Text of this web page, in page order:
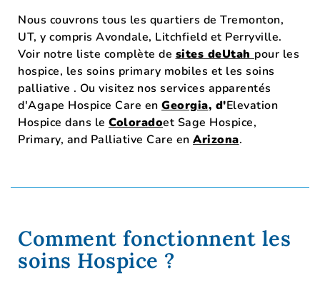
Nous couvrons tous les quartiers de Tremonton,
UT, y compris Avondale, Litchfield et Perryville.
Voir notre liste complète de sites deUtah pour les
hospice, les soins primary mobiles et les soins
palliative . Ou visitez nos services apparentés
d'Agape Hospice Care en Georgia, d'Elevation
Hospice dans le Coloradoet Sage Hospice,
Primary, and Palliative Care en Arizona.
Comment fonctionnent les
soins Hospice ?